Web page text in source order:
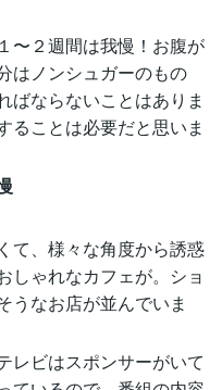
〜２週間は我慢！お腹が
はノンシュガーのもの
ばならないことはありま
ることは必要だと思いま
て、様々な角度から誘惑
しゃれなカフェが。ショ
うなお店が並んでいま
レビはスポンサーがいて